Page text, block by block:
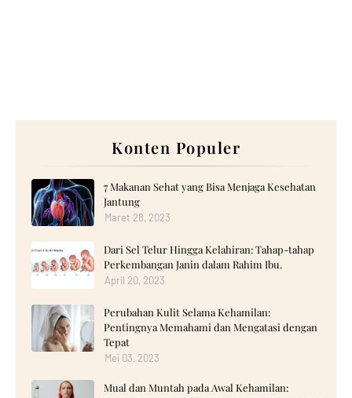
Konten Populer
7 Makanan Sehat yang Bisa Menjaga Kesehatan
Jantung
Maret 28, 2023
Dari Sel Telur Hingga Kelahiran: Tahap-tahap
Perkembangan Janin dalam Rahim Ibu.
April 20, 2023
Perubahan Kulit Selama Kehamilan:
Pentingnya Memahami dan Mengatasi dengan
Tepat
Mei 03, 2023
Mual dan Muntah pada Awal Kehamilan: